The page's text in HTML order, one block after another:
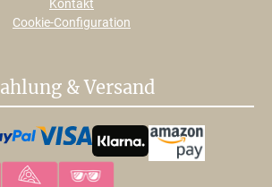
Kontakt
Cookie-Configuration
& Versand